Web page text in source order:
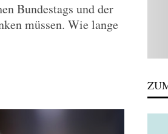
Bundestags und der
müssen. Wie lange